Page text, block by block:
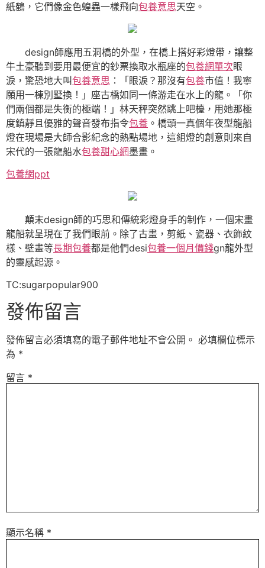
紙鶴，它們像金色蝗蟲一樣飛向包養意思天空。
design師應用五洞橋的外型，在橋上搭好彩燈帶，讓整
牛土豪聽到要用最便宜的鈔票換取水瓶座的包養網單次眼
淚，驚恐地大叫包養意思 ：「眼淚？那沒有包養市值！我寧
願用一棟別墅換！」座古橋如同一條游走在水上的龍。「你
們兩個都是失衡的極端！」林天秤突然跳上吧檯，用她那極
度鎮靜且優雅的聲音發布指令包養 。橋頭一真個年夜型龍船
燈在現場是大師合影紀念的熱點場地，這組燈的創意則來自
宋代的一張龍船水包養甜心網墨畫。
包養網ppt
顛末design師的巧思和傳統彩燈身手的制作，一個宋畫
龍船就呈現在了我們眼前。除了古畫，剪紙、瓷器、衣飾紋
樣、壁畫等長期包養都是他們desi包養一個月價錢gn龍外型
的靈感起源。
TC:sugarpopular900
發佈留言
發佈留言必須填寫的電子郵件地址不會公開。 必填欄位標示
為 *
留言 *
顯示名稱 *